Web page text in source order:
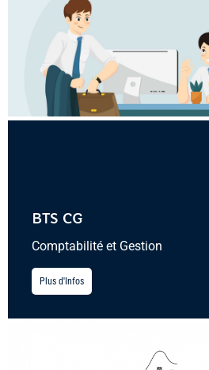
BTS CG
Comptabilité et Gestion
Plus d'Infos